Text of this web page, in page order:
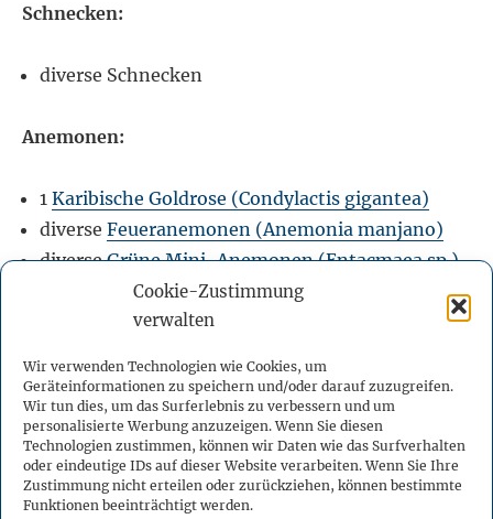
Cookie-Zustimmung
verwalten
Wir verwenden Technologien wie Cookies, um
Geräteinformationen zu speichern und/oder darauf zuzugreifen.
Wir tun dies, um das Surferlebnis zu verbessern und um
personalisierte Werbung anzuzeigen. Wenn Sie diesen
Technologien zustimmen, können wir Daten wie das Surfverhalten
oder eindeutige IDs auf dieser Website verarbeiten. Wenn Sie Ihre
Zustimmung nicht erteilen oder zurückziehen, können bestimmte
Funktionen beeinträchtigt werden.
Schnecken:
diverse Schnecken
Anemonen:
1Karibische Goldrose (Condylactis gigantea)
diverseFeueranemonen (Anemonia manjano)
diverseGrüne Mini-Anemonen (Entacmaea sp.),
Fleischanemonen (Cribrinopsis crassa)
Gelbe Krustenanemonen (Parazoanthus
axinellae)
Grüne Krustenanemonen (Palythoa sp. 06)
diverse andere Krustenanemonen